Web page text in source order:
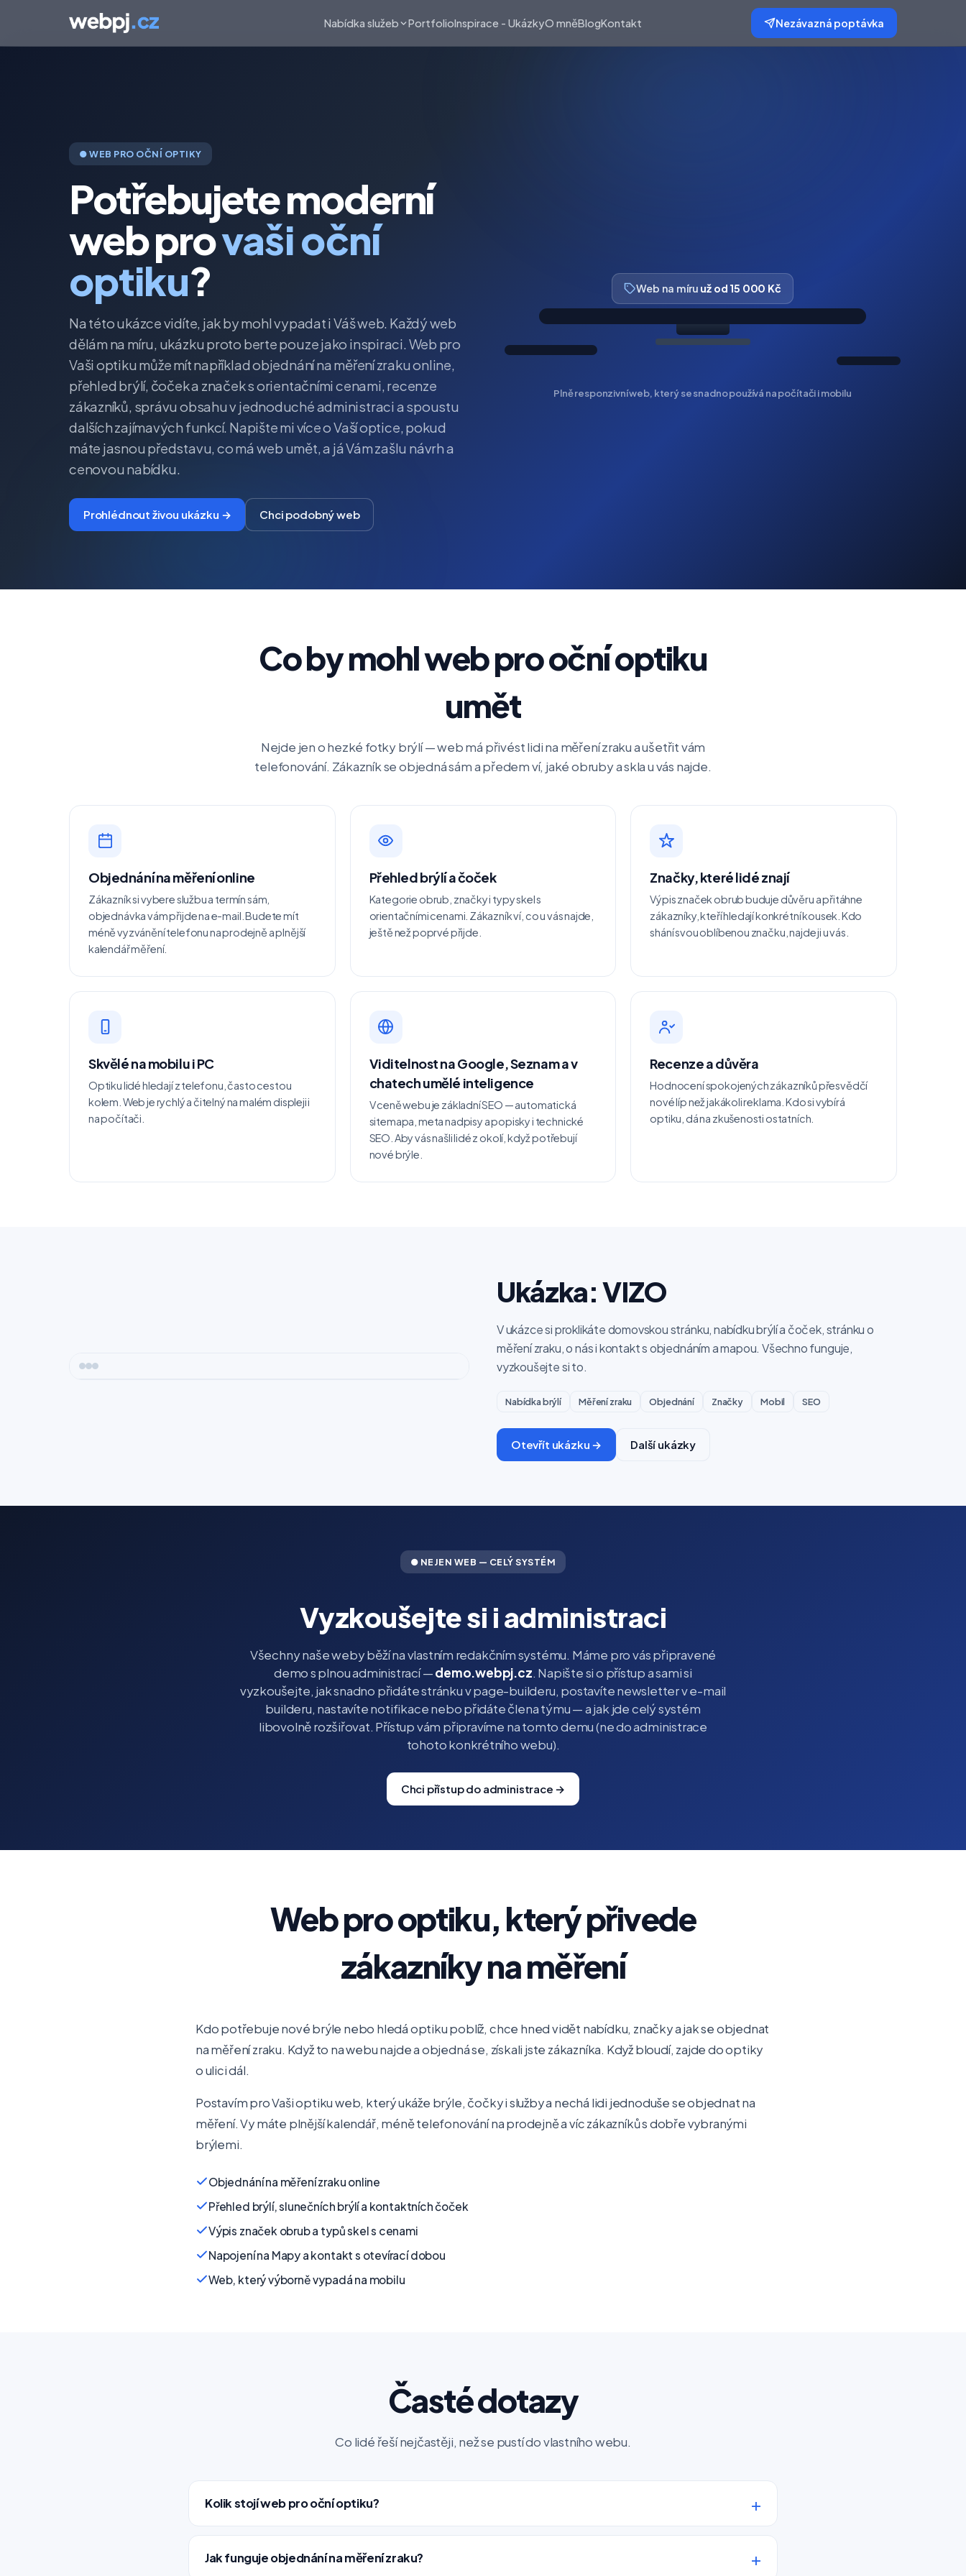
Nabídka služeb PortfolioInspirace - UkázkyO mněBlogKontakt Nezávazná poptávka
● WEB PRO OČNÍ OPTIKY
Potřebujete moderní
web provaši oční
optiku?
Na této ukázce vidíte, jak by mohl vypadat i Váš web. Každý web
dělám na míru, ukázku proto berte pouze jako inspiraci. Web pro
Vaši optiku může mít například objednání na měření zraku online,
přehled brýlí, čoček a značek s orientačními cenami, recenze
zákazníků, správu obsahu v jednoduché administraci a spoustu
dalších zajímavých funkcí. Napište mi více o Vaší optice, pokud
máte jasnou představu, co má web umět, a já Vám zašlu návrh a
cenovou nabídku.
Prohlédnout živou ukázku → Chci podobný web
Web na míru už od 15 000 Kč
Plně responzivní web, který se snadno používá na počítači i mobilu
Co by mohl web pro oční optiku
umět
Nejde jen o hezké fotky brýlí — web má přivést lidi na měření zraku a ušetřit vám
telefonování. Zákazník se objedná sám a předem ví, jaké obruby a skla u vás najde.
Objednání na měření online
Zákazník si vybere službu a termín sám,
objednávka vám přijde na e-mail. Budete mít
méně vyzvánění telefonu na prodejně a plnější
kalendář měření.
Přehled brýlí a čoček
Kategorie obrub, značky i typy skel s
orientačními cenami. Zákazník ví, co u vás najde,
ještě než poprvé přijde.
Značky, které lidé znají
Výpis značek obrub buduje důvěru a přitáhne
zákazníky, kteří hledají konkrétní kousek. Kdo
shání svou oblíbenou značku, najde ji u vás.
Skvělé na mobilu i PC
Optiku lidé hledají z telefonu, často cestou
kolem. Web je rychlý a čitelný na malém displeji i
na počítači.
Viditelnost na Google, Seznam a v
chatech umělé inteligence
V ceně webu je základní SEO — automatická
sitemapa, meta nadpisy a popisky i technické
SEO. Aby vás našli lidé z okolí, když potřebují
nové brýle.
Recenze a důvěra
Hodnocení spokojených zákazníků přesvědčí
nové líp než jakákoli reklama. Kdo si vybírá
optiku, dá na zkušenosti ostatních.
Ukázka: VIZO
V ukázce si proklikáte domovskou stránku, nabídku brýlí a čoček, stránku o
měření zraku, o nás i kontakt s objednáním a mapou. Všechno funguje,
vyzkoušejte si to.
Nabídka brýlí Měření zraku Objednání Značky Mobil SEO
Otevřít ukázku → Další ukázky
● NEJEN WEB — CELÝ SYSTÉM
Vyzkoušejte si i administraci
Všechny naše weby běží na vlastním redakčním systému. Máme pro vás připravené
demo s plnou administrací —demo.webpj.cz. Napište si o přístup a sami si
vyzkoušejte, jak snadno přidáte stránku v page-builderu, postavíte newsletter v e-mail
builderu, nastavíte notifikace nebo přidáte člena týmu — a jak jde celý systém
libovolně rozšiřovat. Přístup vám připravíme na tomto demu (ne do administrace
tohoto konkrétního webu).
Chci přístup do administrace →
Web pro optiku, který přivede
zákazníky na měření
Kdo potřebuje nové brýle nebo hledá optiku poblíž, chce hned vidět nabídku, značky a jak se objednat
na měření zraku. Když to na webu najde a objedná se, získali jste zákazníka. Když bloudí, zajde do optiky
o ulici dál.
Postavím pro Vaši optiku web, který ukáže brýle, čočky i služby a nechá lidi jednoduše se objednat na
měření. Vy máte plnější kalendář, méně telefonování na prodejně a víc zákazníků s dobře vybranými
brýlemi.
Objednání na měření zraku online
Přehled brýlí, slunečních brýlí a kontaktních čoček
Výpis značek obrub a typů skel s cenami
Napojení na Mapy a kontakt s otevírací dobou
Web, který výborně vypadá na mobilu
Časté dotazy
Co lidé řeší nejčastěji, než se pustí do vlastního webu.
Kolik stojí web pro oční optiku?
Jak funguje objednání na měření zraku?